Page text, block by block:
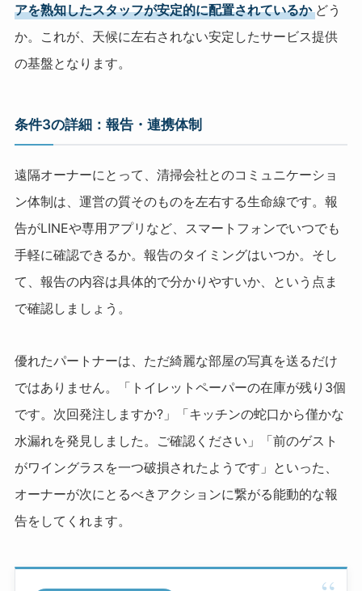
アを熟知したスタッフが安定的に配置されているか どう
か。これが、天候に左右されない安定したサービス提供
の基盤となります。
条件3の詳細：報告・連携体制
遠隔オーナーにとって、清掃会社とのコミュニケーショ
ン体制は、運営の質そのものを左右する生命線です。報
告がLINEや専用アプリなど、スマートフォンでいつでも
手軽に確認できるか。報告のタイミングはいつか。そし
て、報告の内容は具体的で分かりやすいか、という点ま
で確認しましょう。
優れたパートナーは、ただ綺麗な部屋の写真を送るだけ
ではありません。「トイレットペーパーの在庫が残り3個
です。次回発注しますか?」「キッチンの蛇口から僅かな
水漏れを発見しました。ご確認ください」「前のゲスト
がワイングラスを一つ破損されたようです」といった、
オーナーが次にとるべきアクションに繋がる能動的な報
告をしてくれます。